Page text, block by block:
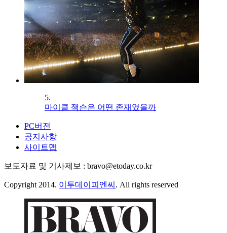
5.
마이클 잭슨은 어떤 존재였을까
PC버전
공지사항
사이트맵
보도자료 및 기사제보 : bravo@etoday.co.kr
Copyright 2014. 이투데이피엔씨 . All rights reserved